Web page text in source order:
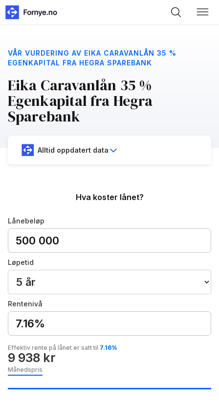
VÅR VURDERING AV EIKA CARAVANLÅN 35 %
EGENKAPITAL FRA HEGRA SPAREBANK
Eika Caravanlån 35 %
Egenkapital fra Hegra
Sparebank
Alltid oppdatert data
Hva koster lånet?
Lånebeløp
Løpetid
Rentenivå
7.16%
Effektiv rente på lånet er satt til 7.16%
9 938 kr
Månedspris